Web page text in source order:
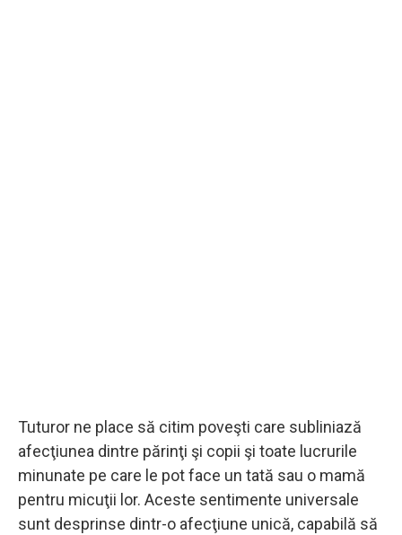
Tuturor ne place să citim poveşti care subliniază
afecţiunea dintre părinţi şi copii şi toate lucrurile
minunate pe care le pot face un tată sau o mamă
pentru micuţii lor. Aceste sentimente universale
sunt desprinse dintr-o afecţiune unică, capabilă să